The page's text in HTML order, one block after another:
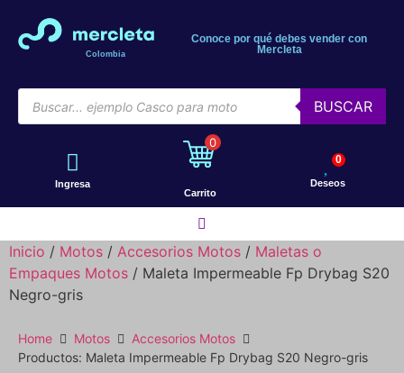
Colombia
Conoce por qué debes vender con
Mercleta
BUSCAR
Ingresa
0
Carrito
Deseos
0
Motos
Bicicletas
Inicio / Motos / Accesorios Motos / Maletas o
Empaques Motos / Maleta Impermeable Fp Drybag S20
Negro-gris
Home Motos
Accesorios Motos
Productos: Maleta Impermeable Fp Drybag S20 Negro-gris